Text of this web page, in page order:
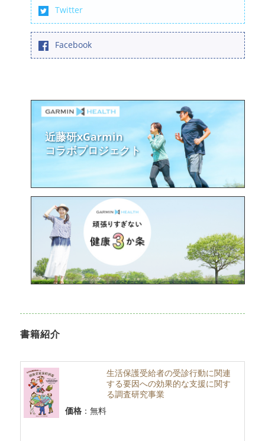
Twitter
Facebook
近藤研xGarmin
コラボプロジェクト
書籍紹介
生活保護受給者の受診行動に関連
する要因への効果的な支援に関す
る調査研究事業
価格 ：無料